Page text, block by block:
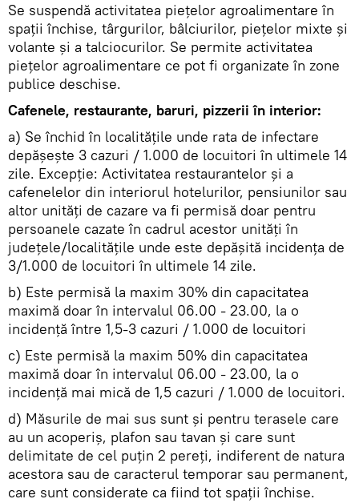
Se suspendă activitatea piețelor agroalimentare în
spații închise, târgurilor, bâlciurilor, piețelor mixte și
volante și a talciocurilor. Se permite activitatea
piețelor agroalimentare ce pot fi organizate în zone
publice deschise.
Cafenele, restaurante, baruri, pizzerii în interior:
a) Se închid în localitățile unde rata de infectare
depășește 3 cazuri / 1.000 de locuitori în ultimele 14
zile. Excepție: Activitatea restaurantelor și a
cafenelelor din interiorul hotelurilor, pensiunilor sau
altor unități de cazare va fi permisă doar pentru
persoanele cazate în cadrul acestor unități în
județele/localitățile unde este depășită incidența de
3/1.000 de locuitori în ultimele 14 zile.
b) Este permisă la maxim 30% din capacitatea
maximă doar în intervalul 06.00 - 23.00, la o
incidență între 1,5-3 cazuri / 1.000 de locuitori
c) Este permisă la maxim 50% din capacitatea
maximă doar în intervalul 06.00 - 23.00, la o
incidență mai mică de 1,5 cazuri / 1.000 de locuitori.
d) Măsurile de mai sus sunt și pentru terasele care
au un acoperiș, plafon sau tavan și care sunt
delimitate de cel puțin 2 pereți, indiferent de natura
acestora sau de caracterul temporar sau permanent,
care sunt considerate ca fiind tot spații închise.